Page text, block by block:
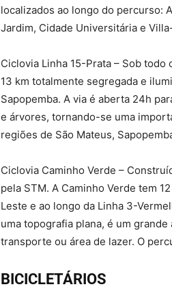
localizados ao longo do percurso:
Jardim, Cidade Universitária e
Ciclovia Linha 15-Prata – Sob
13 km totalmente segregada e
Sapopemba. A via é aberta 24h
e árvores, tornando-se uma
regiões de São Mateus,
Ciclovia Caminho Verde –
pela STM. A Caminho Verde tem
Leste e ao longo da Linha 3-
uma topografia plana, é um
transporte ou área de lazer. O
BICICLETÁRIOS